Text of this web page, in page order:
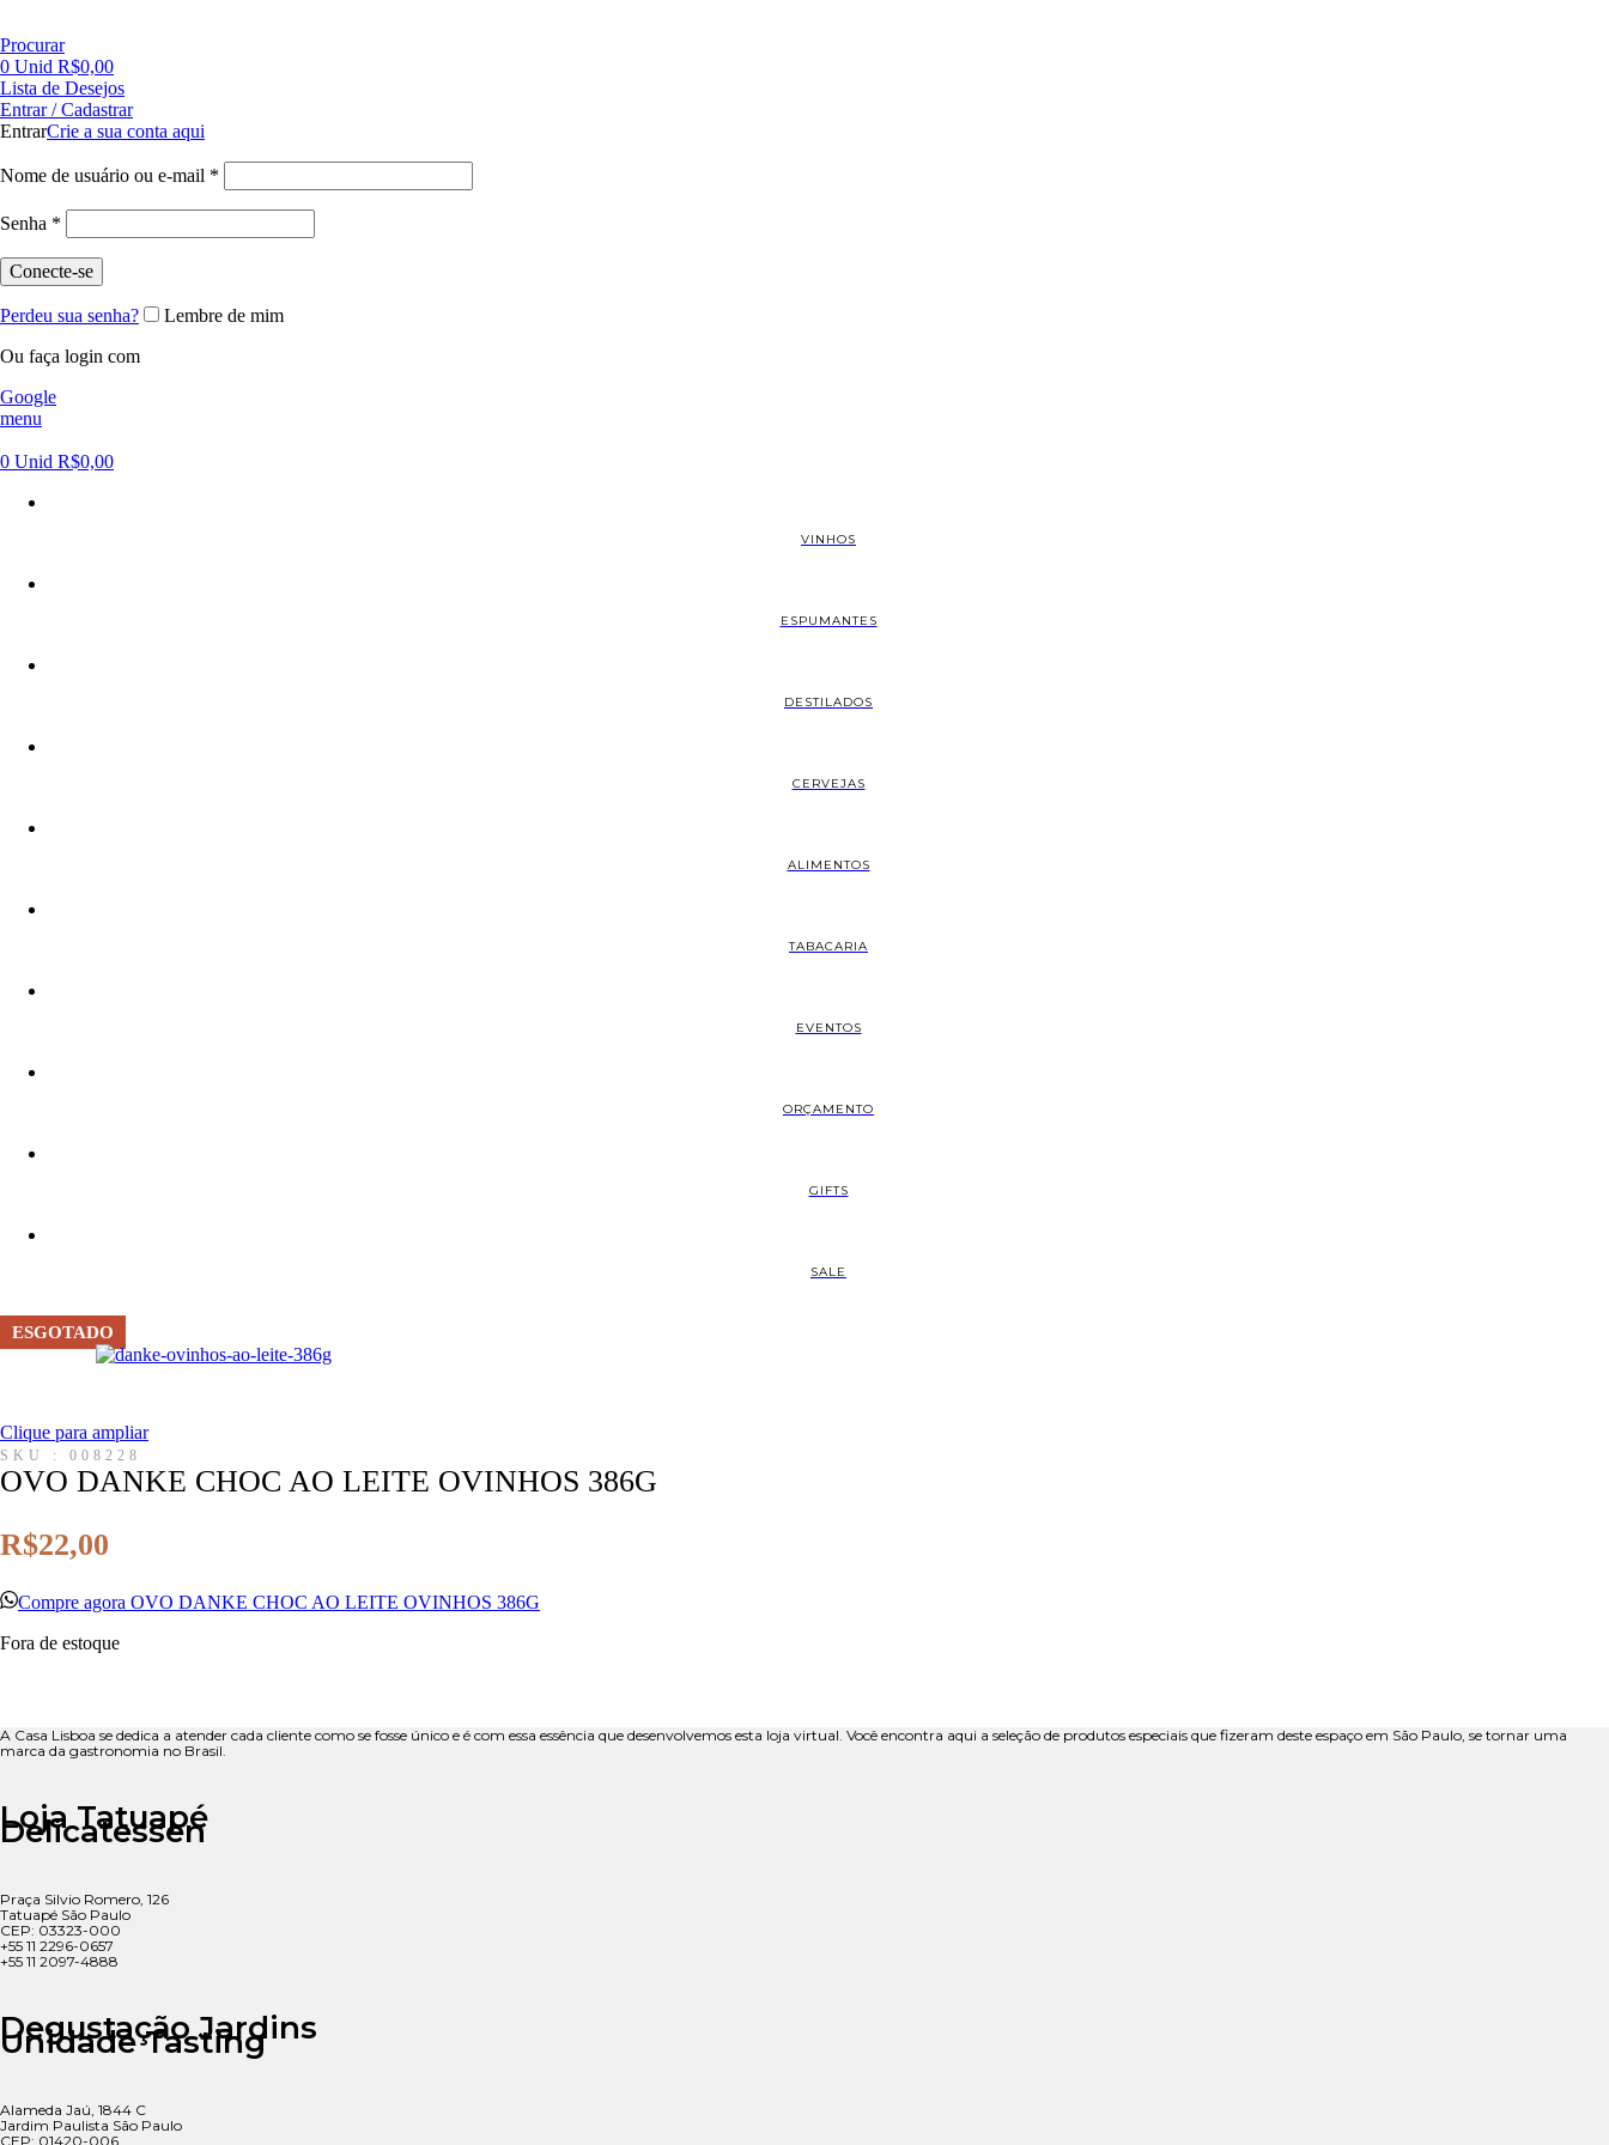
Procurar
0 Unid R$0,00
Lista de Desejos
Entrar / Cadastrar
EntrarCrie a sua conta aqui
Nome de usuário ou e-mail *
Senha *
Conecte-se
Perdeu sua senha?
Lembre de mim
Ou faça login com
Google
menu
0 Unid R$0,00
VINHOS
ESPUMANTES
DESTILADOS
CERVEJAS
ALIMENTOS
TABACARIA
EVENTOS
ORÇAMENTO
GIFTS
SALE
ESGOTADO
Clique para ampliar
SKU : 008228
OVO DANKE CHOC AO LEITE OVINHOS 386G
R$22,00
Compre agora OVO DANKE CHOC AO LEITE OVINHOS 386G
Fora de estoque
A Casa Lisboa se dedica a atender cada cliente como se fosse único e é com essa essência que desenvolvemos esta loja virtual. Você encontra aqui a seleção de produtos especiais que fizeram deste espaço em São Paulo, se tornar uma
marca da gastronomia no Brasil.
Loja Tatuapé
Delicatessen
Praça Silvio Romero, 126
Tatuapé São Paulo
CEP: 03323-000
+55 11 2296-0657
+55 11 2097-4888
Degustação Jardins
Unidade Tasting
Alameda Jaú, 1844 C
Jardim Paulista São Paulo
CEP: 01420-006